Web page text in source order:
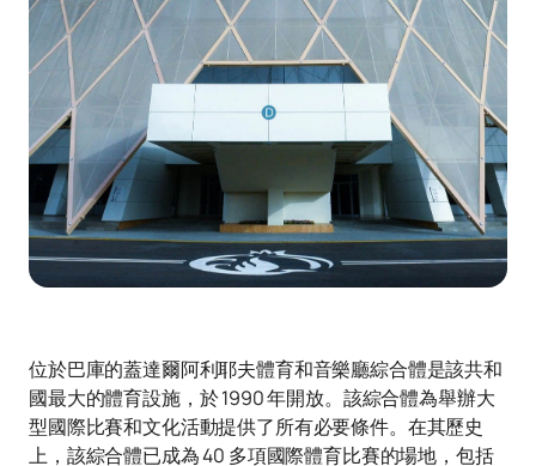
位於巴庫的蓋達爾阿利耶夫體育和音樂廳綜合體是該共和
國最大的體育設施，於 1990 年開放。該綜合體為舉辦大
型國際比賽和文化活動提供了所有必要條件。在其歷史
上，該綜合體已成為 40 多項國際體育比賽的場地，包括